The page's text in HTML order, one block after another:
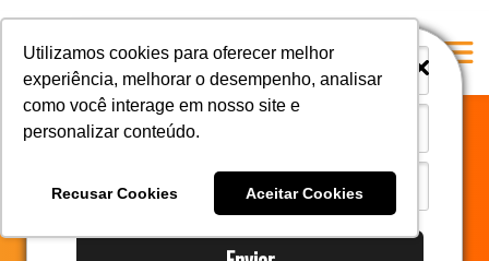
Utilizamos cookies para oferecer melhor
experiência, melhorar o desempenho, analisar
como você interage em nosso site e
personalizar conteúdo.
Recusar Cookies Aceitar Cookies
i
i
A Mastersul
Imposto de
Importação é